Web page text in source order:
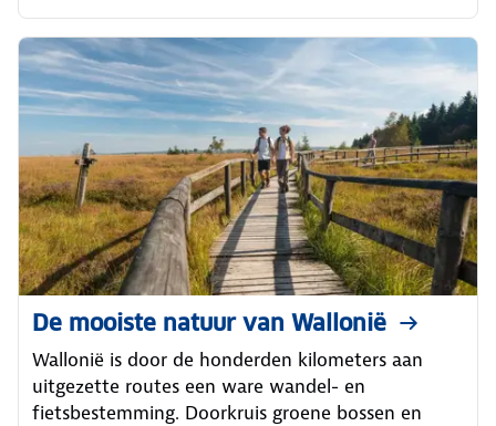
De mooiste natuur van Wallonië
Wallonië is door de honderden kilometers aan
uitgezette routes een ware wandel- en
fietsbestemming. Doorkruis groene bossen en